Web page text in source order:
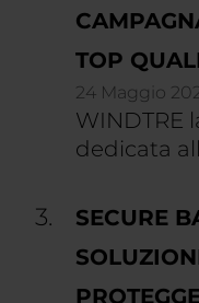
TOP
24 Maggio
WINDTRE
dedicata
SECURE